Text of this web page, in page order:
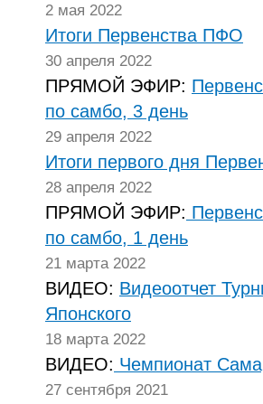
2 мая 2022
Итоги Первенства ПФО
30 апреля 2022
ПРЯМОЙ ЭФИР:
по самбо, 3 день
29 апреля 2022
Итоги первого дня
28 апреля 2022
ПРЯМОЙ ЭФИР:
по самбо, 1 день
21 марта 2022
ВИДЕО: Видеоотчет
Японского
18 марта 2022
ВИДЕО: Чемпионат
27 сентября 2021